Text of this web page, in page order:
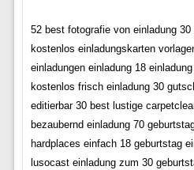
52 best fotografie von einladung
kostenlos einladungskarten
einladungen einladung 18
kostenlos frisch einladung 30
editierbar 30 best lustige
bezaubernd einladung 70
hardplaces einfach 18 geburtstag
lusocast einladung zum 30